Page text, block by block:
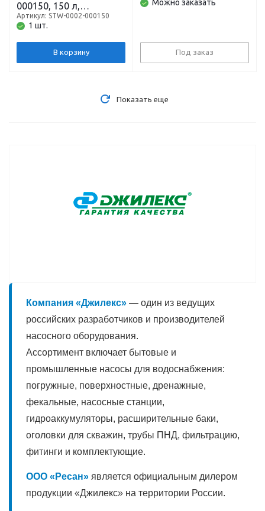
Компания «Джилекс» — один из ведущих
российских разработчиков и производителей
насосного оборудования.
Ассортимент включает бытовые и
промышленные насосы для водоснабжения:
погружные, поверхностные, дренажные,
фекальные, насосные станции,
гидроаккумуляторы, расширительные баки,
оголовки для скважин, трубы ПНД, фильтрацию,
фитинги и комплектующие.
ООО «Ресан» является официальным дилером
продукции «Джилекс» на территории России.
000150, 150 л,
вертикальный,
подключение 1 дюйм,
1 шт.
Артикул: STW-0002-000150
В корзину
Можно заказать
Под заказ
Показать еще